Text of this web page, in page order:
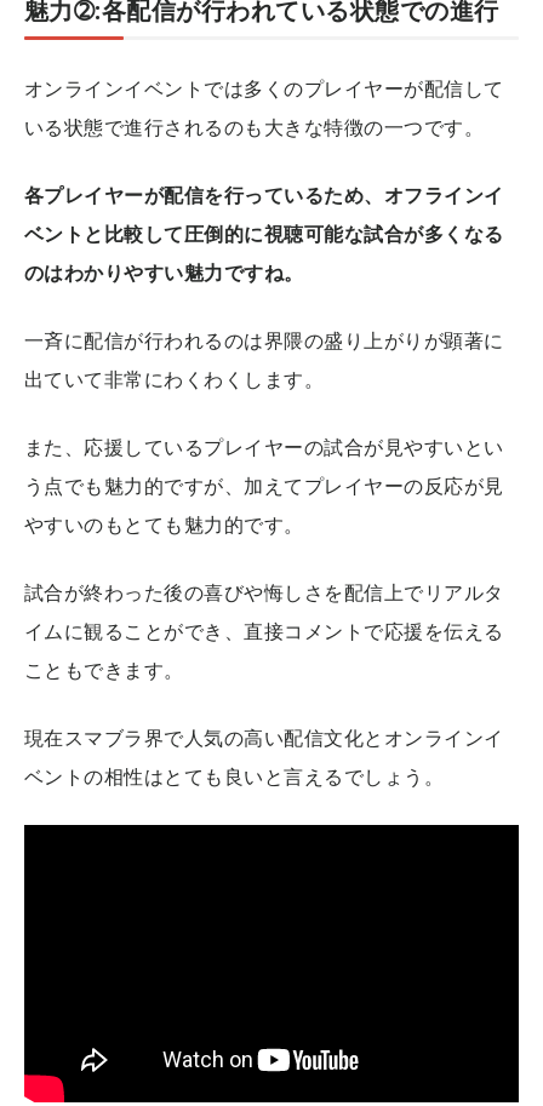
魅力➁:各配信が行われている状態での進行
オンラインイベントでは多くのプレイヤーが配信して
いる状態で進行されるのも大きな特徴の一つです。
各プレイヤーが配信を行っているため、オフラインイ
ベントと比較して圧倒的に視聴可能な試合が多くなる
のはわかりやすい魅力ですね。
一斉に配信が行われるのは界隈の盛り上がりが顕著に
出ていて非常にわくわくします。
また、応援しているプレイヤーの試合が見やすいとい
う点でも魅力的ですが、加えてプレイヤーの反応が見
やすいのもとても魅力的です。
試合が終わった後の喜びや悔しさを配信上でリアルタ
イムに観ることができ、直接コメントで応援を伝える
こともできます。
現在スマブラ界で人気の高い配信文化とオンラインイ
ベントの相性はとても良いと言えるでしょう。